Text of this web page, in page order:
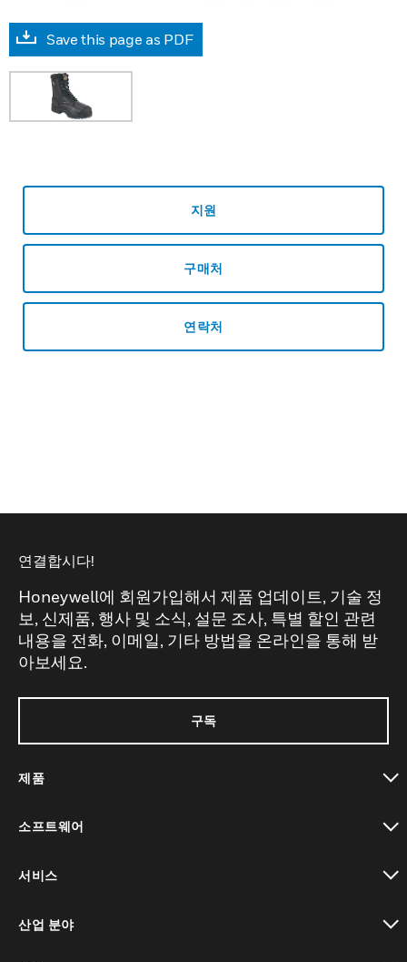
Save this page as PDF
지원
구매처
연락처
연결합시다!
Honeywell에 회원가입해서 제품 업데이트, 기술 정
보, 신제품, 행사 및 소식, 설문 조사, 특별 할인 관련
내용을 전화, 이메일, 기타 방법을 온라인을 통해 받
아보세요.
구독
제품
소프트웨어
서비스
산업 분야